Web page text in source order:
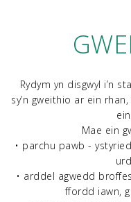
Rydym yn disgwyl i’n
sy’n gweithio ar ein
Mae ein
• parchu pawb -
• arddel agwedd
ffordd iawn,